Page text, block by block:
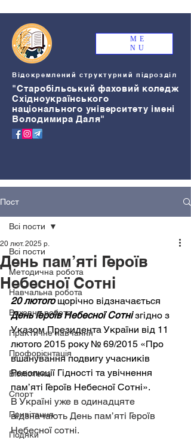
ME
NU
Відокремлений структурний підрозділ
"Старобільський фаховий коледж
Східноукраїнського
національного університету імені
Володимира Даля"
Пост
Всі пости
Методична робота
Навчальна робота
Виховна робота
Практичне навчання
Профорієнтація
Бібліотека
Спорт
Привітання
Подяки
Всі пости
День пам’яті Героїв
Небесної Сотні
20 лют. 2025 р.
20 лютого щорічно відзначається
День Героїв Небесної Сотні згідно з
Указом Президента України від 11
лютого 2015 року № 69/2015 «Про
вшанування подвигу учасників
Революції Гідності та увічнення
пам’яті Героїв Небесної Сотні».
В Україні уже в одинадцяте
відзначають День пам’яті Героїв
Небесної сотні.